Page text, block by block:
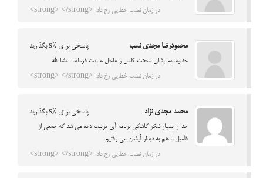
در زمان نصب خطایی رخ داد: <strong> </strong>
محمودرضا مجدی نسب پاسخی برای %s بگذارید
خداوند به ایشان صحت کامل و عاجل عنایت فرماید . انشا الله
در زمان نصب خطایی رخ داد: <strong> </strong>
محمد مجدي نژاد پاسخی برای %s بگذارید
خدا را بسيار شكر كاشكي برنامه أي ترتيب داده مي شد كه جمعي از
فأميل با هم به ديدار أيشان مي رفتيم
در زمان نصب خطایی رخ داد: <strong> </strong>